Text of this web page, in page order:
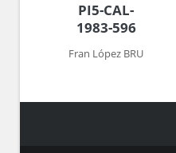
PI5-CAL-
1983-596
Fran López BRU